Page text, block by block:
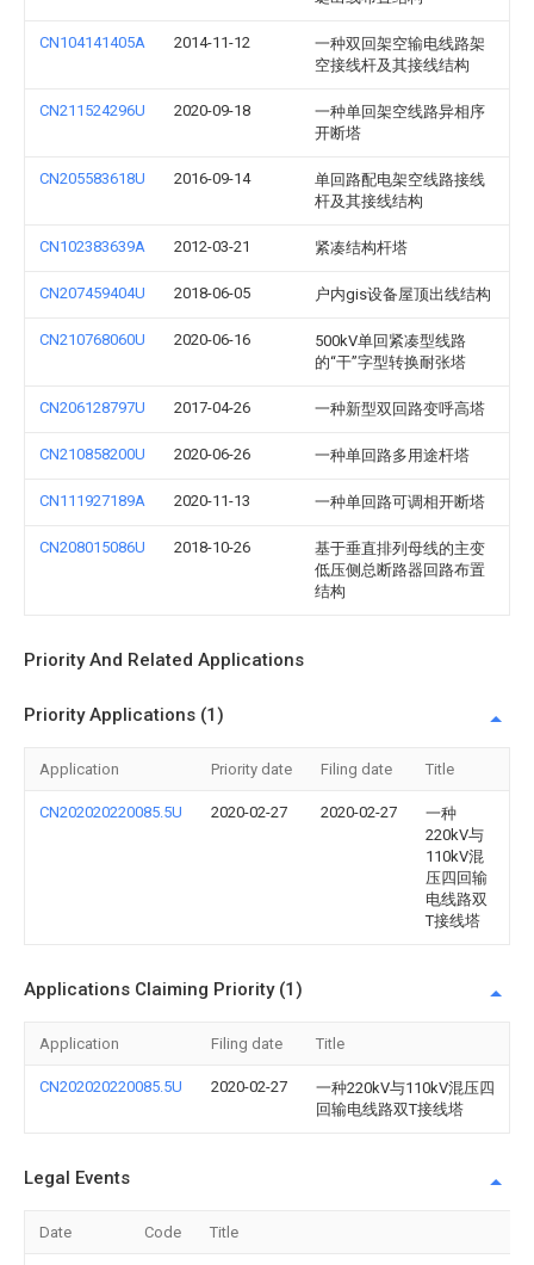
CN104141405A 2014-11-12
一种双回架空输电线路架
空接线杆及其接线结构
CN211524296U 2020-09-18
一种单回架空线路异相序
开断塔
CN205583618U 2016-09-14
单回路配电架空线路接线
杆及其接线结构
CN102383639A 2012-03-21 紧凑结构杆塔
CN207459404U 2018-06-05 户内gis设备屋顶出线结构
CN210768060U 2020-06-16
500kV单回紧凑型线路
的“干”字型转换耐张塔
CN206128797U 2017-04-26 一种新型双回路变呼高塔
CN210858200U 2020-06-26 一种单回路多用途杆塔
CN111927189A 2020-11-13 一种单回路可调相开断塔
CN208015086U 2018-10-26
基于垂直排列母线的主变
低压侧总断路器回路布置
结构
Priority And Related Applications
Priority Applications (1)
Application Priority date Filing date Title
CN202020220085.5U 2020-02-27 2020-02-27
一种
220kV与
110kV混
压四回输
电线路双
T接线塔
Applications Claiming Priority (1)
Application Filing date Title
CN202020220085.5U 2020-02-27
一种220kV与110kV混压四
回输电线路双T接线塔
Legal Events
Date Code Title